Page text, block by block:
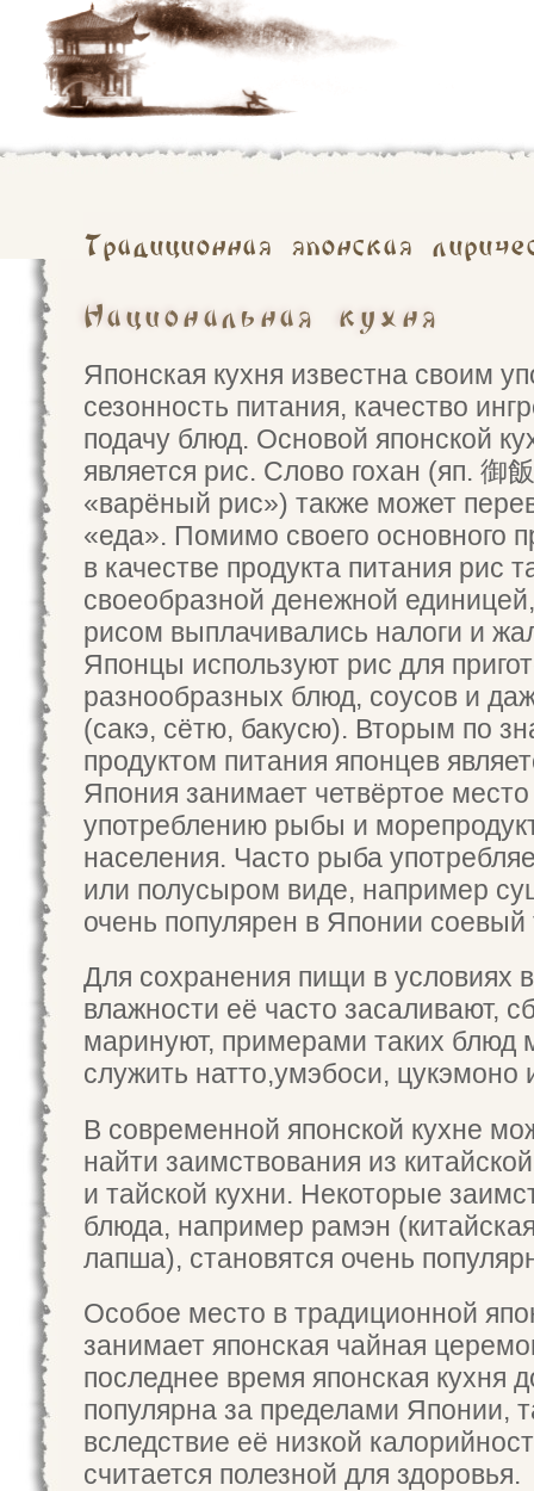
Традиционная японская
Национальная кухня
Японская кухня известна своим
сезонность питания, качество
подачу блюд. Основой японской
является рис. Слово гохан (яп. 御
«варёный рис») также может
«еда». Помимо своего основного
в качестве продукта питания рис
своеобразной денежной
рисом выплачивались налоги и
Японцы используют рис для
разнообразных блюд, соусов и
(сакэ, сётю, бакусю). Вторым по
продуктом питания японцев
Япония занимает четвёртое
употреблению рыбы и
населения. Часто рыба
или полусыром виде, например
очень популярен в Японии соевый
Для сохранения пищи в условиях
влажности её часто засаливают,
маринуют, примерами таких блюд
служить натто,умэбоси, цукэмоно
В современной японской кухне
найти заимствования из
и тайской кухни. Некоторые
блюда, например рамэн
лапша), становятся очень
Особое место в традиционной
занимает японская чайная
последнее время японская кухня
популярна за пределами Японии,
вследствие её низкой
считается полезной для здоровья.